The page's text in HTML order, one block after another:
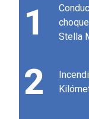
1
Stella
2